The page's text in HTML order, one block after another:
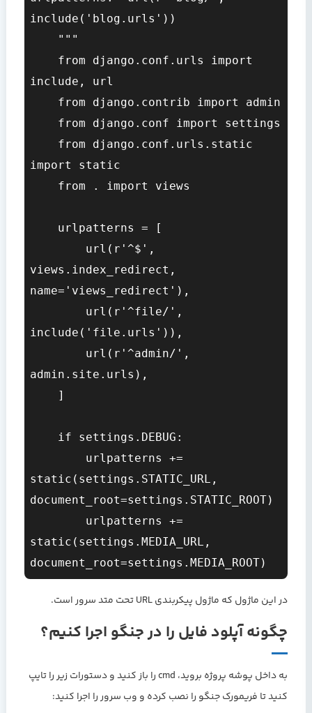
include('blog.urls'))
include, url
import static
views.index_redirect,
name='views_redirect'),
include('file.urls')),
admin.site.urls),
static(settings.STATIC_URL,
document_root=settings.STATIC_ROOT)
static(settings.MEDIA_URL,
document_root=settings.MEDIA_ROOT)
در این ماژول که ماژول پیکربندی URL تحت متد سرور است.
چگونه آپلود فایل را در جنگو اجرا کنیم؟
به داخل پوشه پروژه بروید، cmd را باز کنید و دستورات زیر را تایپ
کنید تا فریمورک جنگو را نصب کرده و وب سرور را اجرا کنید: